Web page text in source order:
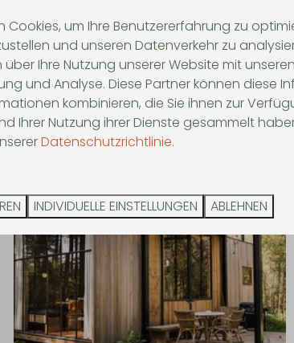
9,3
Cookies, um Ihre Benutzererfahrung zu
und unseren Datenverkehr zu
Ihre Nutzung unserer Website mit
und Analyse. Diese Partner können diese
kombinieren, die Sie ihnen zur
Ihrer Nutzung ihrer Dienste gesammelt
Datenschutzrichtlinie.
INDIVIDUELLE EINSTELLUNGEN ABLEHNEN